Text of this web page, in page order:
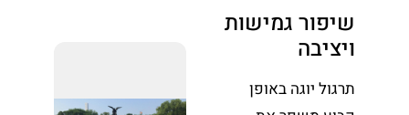
שיפור גמישות
ויציבה
תרגול יוגה באופן